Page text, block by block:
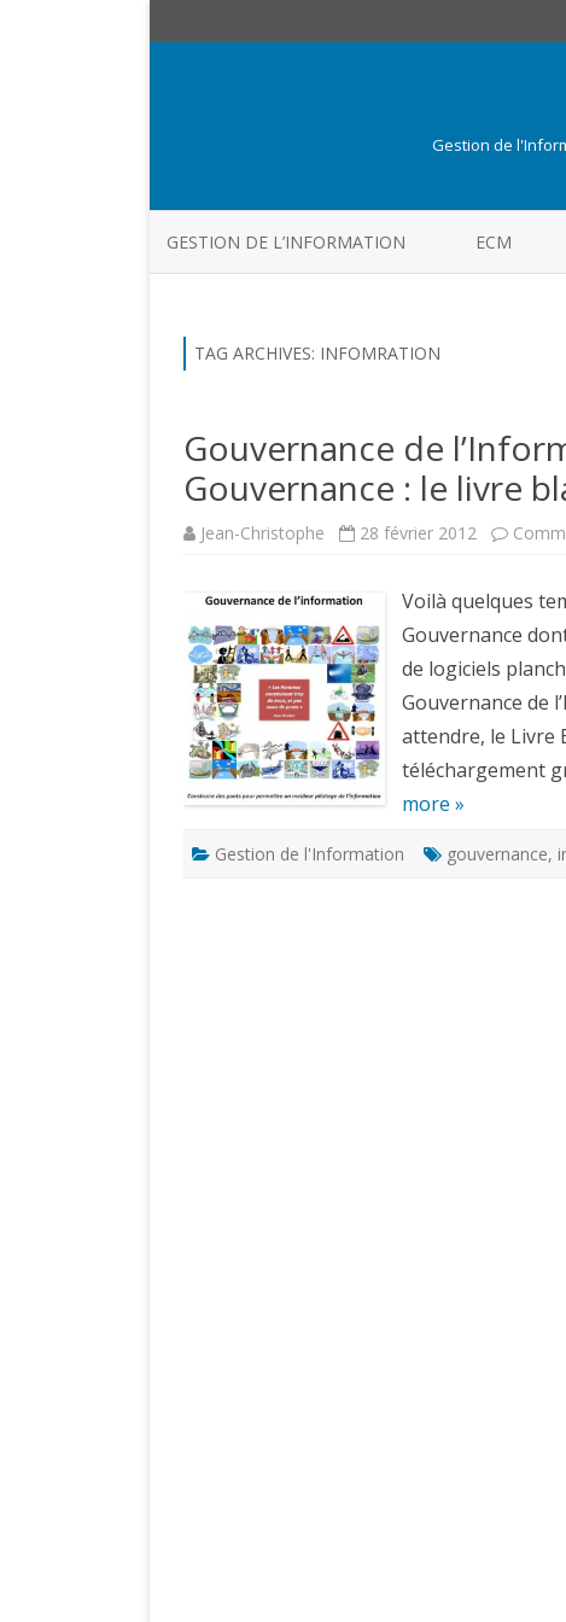
Gestion de
GESTION DE L’INFORMATION ECM
TAG ARCHIVES: INFOMRATION
Gouvernance de
Gouvernance : le livre
Jean-Christophe 28 février 2012
Voilà quelques
Gouvernance
de logiciels
Gouvernance de
attendre, le Livre
téléchargement
more »
Gestion de l'Information gouvernance,